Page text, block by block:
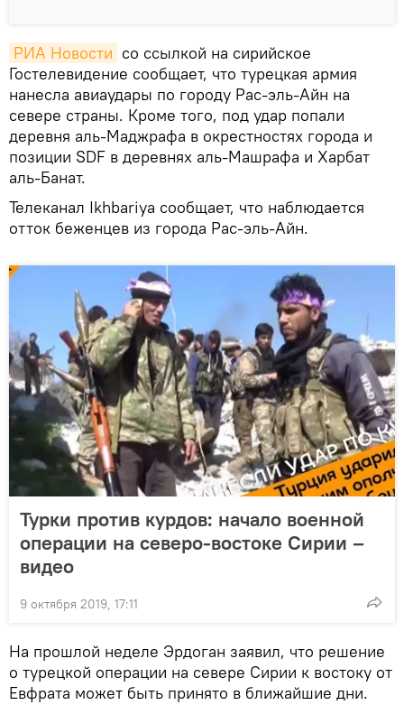
РИА Новости со ссылкой на сирийское
Гостелевидение сообщает, что турецкая армия
нанесла авиаудары по городу Рас-эль-Айн на
севере страны. Кроме того, под удар попали
деревня аль-Маджрафа в окрестностях города и
позиции SDF в деревнях аль-Машрафа и Харбат
аль-Банат.
Телеканал Ikhbariya сообщает, что наблюдается
отток беженцев из города Рас-эль-Айн.
Турки против курдов: начало военной
операции на северо-востоке Сирии –
видео
9 октября 2019, 17:11
На прошлой неделе Эрдоган заявил, что решение
о турецкой операции на севере Сирии к востоку от
Евфрата может быть принято в ближайшие дни.